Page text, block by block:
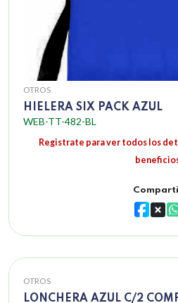
OTROS
HIELERA SIX PACK AZUL
WEB-TT-482-BL
Registrate para ver todos los
OTROS
LONCHERA AZUL C/2